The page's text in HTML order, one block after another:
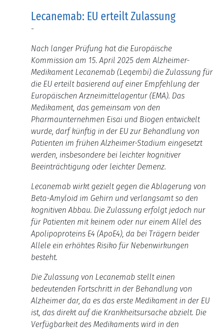
Lecanemab: EU erteilt Zulassung
-
Nach langer Prüfung hat die Europäische
Kommission am 15. April 2025 dem Alzheimer-
Medikament Lecanemab (Leqembi) die Zulassung für
die EU erteilt basierend auf einer Empfehlung der
Europäischen Arzneimittelagentur (EMA). Das
Medikament, das gemeinsam von den
Pharmaunternehmen Eisai und Biogen entwickelt
wurde, darf künftig in der EU zur Behandlung von
Patienten im frühen Alzheimer-Stadium eingesetzt
werden, insbesondere bei leichter kognitiver
Beeinträchtigung oder leichter Demenz.
Lecanemab wirkt gezielt gegen die Ablagerung von
Beta-Amyloid im Gehirn und verlangsamt so den
kognitiven Abbau. Die Zulassung erfolgt jedoch nur
für Patienten mit keinem oder nur einem Allel des
Apolipoproteins E4 (ApoE4), da bei Trägern beider
Allele ein erhöhtes Risiko für Nebenwirkungen
besteht.
Die Zulassung von Lecanemab stellt einen
bedeutenden Fortschritt in der Behandlung von
Alzheimer dar, da es das erste Medikament in der EU
ist, das direkt auf die Krankheitsursache abzielt. Die
Verfügbarkeit des Medikaments wird in den